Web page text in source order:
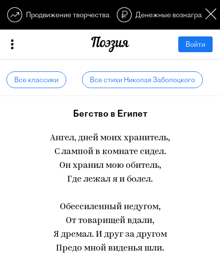
Продвижение творчества Денежные
Войти
Все классики Все стихи Николая Заболоцкого
Бегство в Египет
Ангел, дней моих хранитель,
С лампой в комнате сидел.
Он хранил мою обитель,
Где лежал я и болел.
Обессиленный недугом,
От товарищей вдали,
Я дремал. И друг за другом
Предо мной виденья шли.